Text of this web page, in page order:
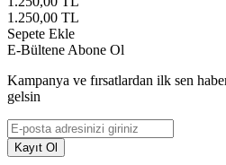
1.250,00 TL
Sepete Ekle
E-Bültene Abone Ol
Kampanya ve fırsatlardan ilk sen
gelsin
Kayıt Ol